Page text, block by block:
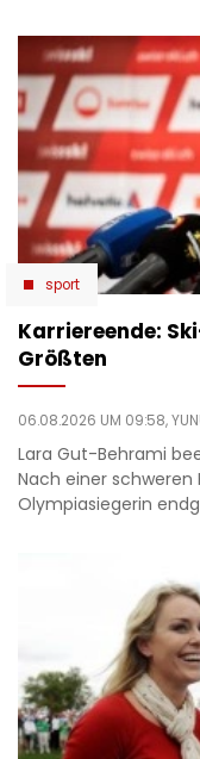
sport
Karriereende:
Größten
06.08.2026 UM 09:58,
Lara Gut-Behrami
Nach einer schweren
Olympiasiegerin